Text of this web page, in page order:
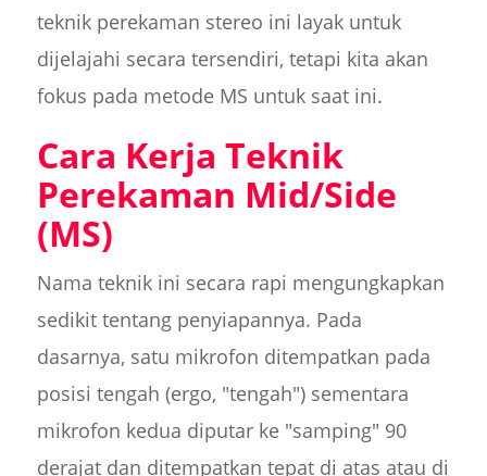
teknik perekaman stereo ini layak untuk
dijelajahi secara tersendiri, tetapi kita akan
fokus pada metode MS untuk saat ini.
Cara Kerja Teknik
Perekaman Mid/Side
(MS)
Nama teknik ini secara rapi mengungkapkan
sedikit tentang penyiapannya. Pada
dasarnya, satu mikrofon ditempatkan pada
posisi tengah (ergo, "tengah") sementara
mikrofon kedua diputar ke "samping" 90
derajat dan ditempatkan tepat di atas atau di